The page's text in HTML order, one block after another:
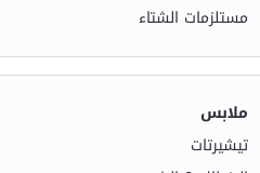
مستلزمات الشتاء
ملابس
تيشيرتات